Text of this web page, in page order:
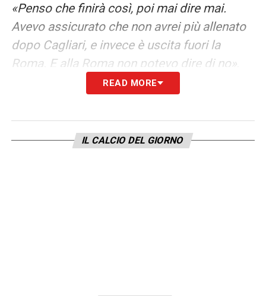
«Penso che finirà così, poi mai dire mai.
Avevo assicurato che non avrei più allenato
dopo Cagliari, e invece è uscita fuori la
Roma. E alla Roma non potevo dire di no».
HA SCELTO I FRIEDKIN–«Ho scelto la
detto? Claudio decidi, e qualunque cosa
deciderai, noi saremo con te. Sono stati
READ MORE
IL CALCIO DEL GIORNO